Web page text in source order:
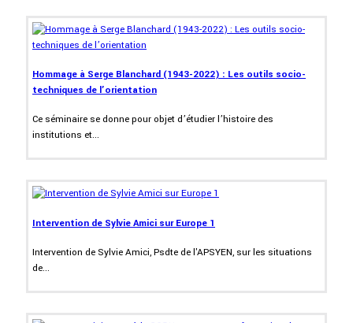
Hommage à Serge Blanchard (1943-2022) : Les outils socio-
techniques de l’orientation
Ce séminaire se donne pour objet d’étudier l’histoire des
institutions et...
Intervention de Sylvie Amici sur Europe 1
Intervention de Sylvie Amici, Psdte de l'APSYEN, sur les situations
de...